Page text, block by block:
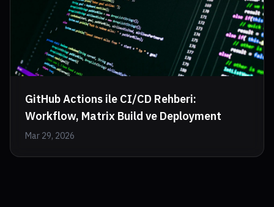
GitHub Actions ile CI/CD Rehberi:
Workflow, Matrix Build ve Deployment
Mar 29, 2026